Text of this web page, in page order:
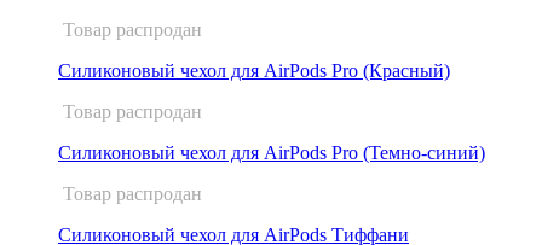
Товар распродан
Силиконовый чехол для AirPods Pro (Красный)
Товар распродан
Силиконовый чехол для AirPods Pro (Темно-синий)
Товар распродан
Силиконовый чехол для AirPods Тиффани